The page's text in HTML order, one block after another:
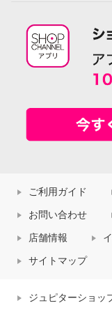
ご利用ガイド
お問い合わせ
店舗情報
サイトマップ
ジュピターショッ